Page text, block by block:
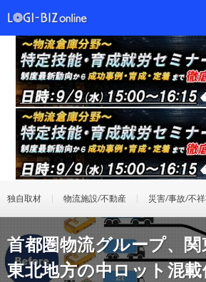
独自取材 物流施設/不動産 災害/事故/不
首都圏物流グループ、
東北地方の中ロット混